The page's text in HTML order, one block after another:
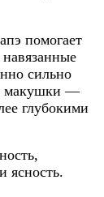
помогает
сильно
макушки —
глубокими
ясность.